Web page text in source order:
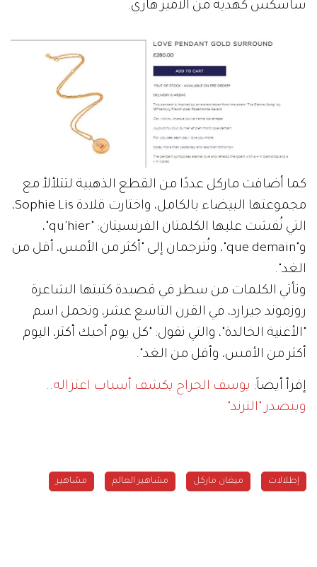
ساسكس كهدية من الأمير هاري.
كما أضافت ماركل عددًا من القطع الذهبية لتتلألأ مع
مجموعتها البيضاء بالكامل، واختارت قلادة Sophie Lis،
التي نُقشت عليها الكلمتان الفرنسيتان: "qu'hier"،
و"que demain"، وتُترجمان إلى "أكثر من الأمس، أقل من
الغد".
وتأتي الكلمات من سطر في قصيدة كتبتها الشاعرة
روزموند جيرارد، في القرن التاسع عشر، وتحمل اسم
"الأغنية الخالدة"، والتي تقول: "كل يوم أحبك أكثر، اليوم
أكثر من الأمس، وأقل من الغد".
إقرأ أيضاً: يوسف الجراح يكشف أسباب اعتزاله..
ويتصدر "الترند"
إطلالات ميغان ماركل مشاهير العالم مشاهير